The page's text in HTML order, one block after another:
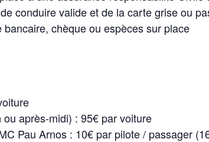
conduire valide et de la carte grise ou
chèque ou espèces sur place
après-midi) : 95€ par voiture
Pau Arnos : 10€ par pilote / passager